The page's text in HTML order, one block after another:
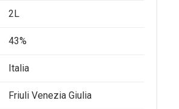
2L
43%
Italia
Friuli Venezia Giulia